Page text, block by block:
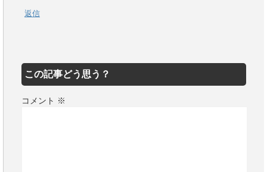
返信
この記事どう思う？
コメント ※